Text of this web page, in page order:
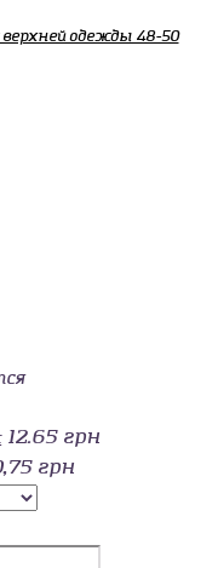
одежды 48-50
12.65 грн
грн